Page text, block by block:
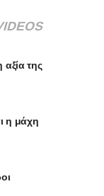
αξία της
η μάχη